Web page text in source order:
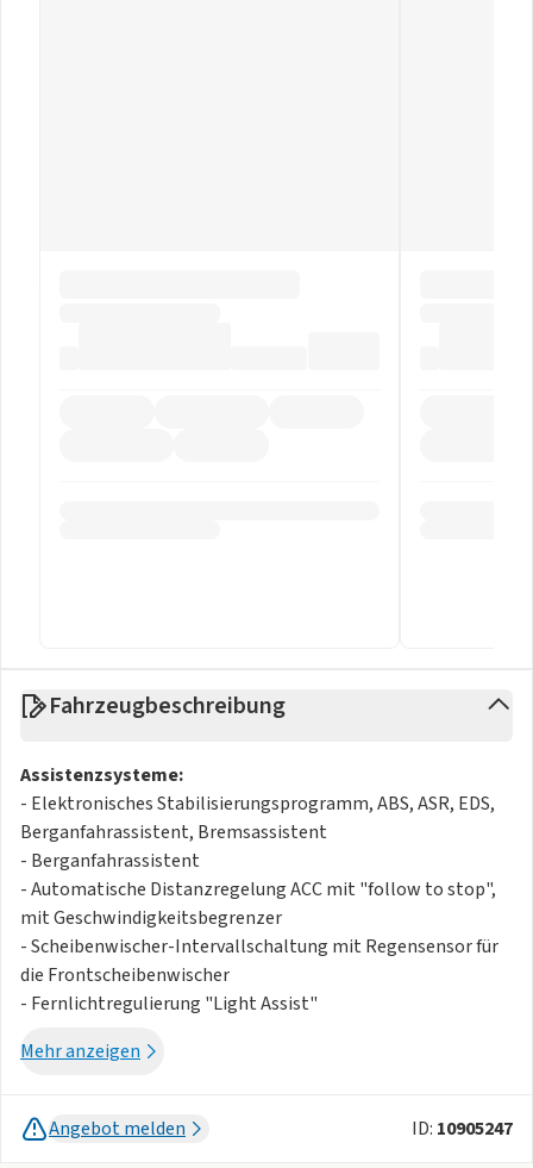
Fahrzeugbeschreibung
Assistenzsysteme:
- Elektronisches Stabilisierungsprogramm, ABS, ASR, EDS,
Berganfahrassistent, Bremsassistent
- Berganfahrassistent
- Automatische Distanzregelung ACC mit "follow to stop",
mit Geschwindigkeitsbegrenzer
- Scheibenwischer-Intervallschaltung mit Regensensor für
die Frontscheibenwischer
- Fernlichtregulierung "Light Assist"
Parklenkassistent "Park Assist, Parkpilot und Flankenschutz
"Side Assist" und Ausparkassistent
- Reifendruck-Kontrollsystem (direkt messend)
Mehr anzeigen
Angebot melden ID: 10905247